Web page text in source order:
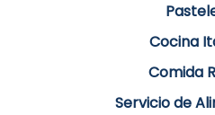
Cocina
Comida
Servicio de